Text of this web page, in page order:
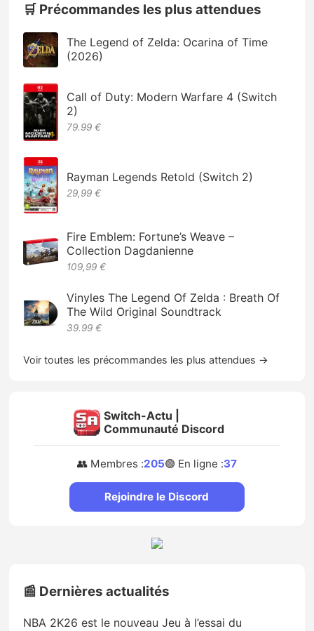
🛒 Précommandes les plus attendues
The Legend of Zelda: Ocarina of Time
(2026)
Call of Duty: Modern Warfare 4 (Switch
2)
79.99 €
Rayman Legends Retold (Switch 2)
29,99 €
Fire Emblem: Fortune’s Weave –
Collection Dagdanienne
109,99 €
Vinyles The Legend Of Zelda : Breath Of
The Wild Original Soundtrack
39.99 €
Voir toutes les précommandes les plus attendues →
Switch-Actu |
Communauté Discord
👥 Membres :205🟢 En ligne :37
Rejoindre le Discord
📰 Dernières actualités
NBA 2K26 est le nouveau Jeu à l’essai du